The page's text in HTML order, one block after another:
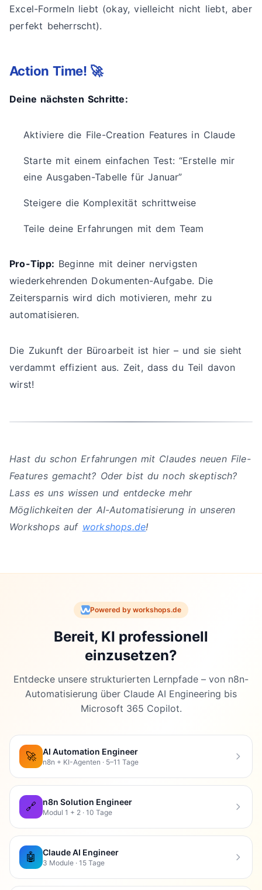
Excel-Formeln liebt (okay, vielleicht nicht liebt, aber
perfekt beherrscht).
Action Time! 🚀
Deine nächsten Schritte:
Aktiviere die File-Creation Features in Claude
Starte mit einem einfachen Test: “Erstelle mir
eine Ausgaben-Tabelle für Januar”
Steigere die Komplexität schrittweise
Teile deine Erfahrungen mit dem Team
Pro-Tipp: Beginne mit deiner nervigsten
wiederkehrenden Dokumenten-Aufgabe. Die
Zeitersparnis wird dich motivieren, mehr zu
automatisieren.
Die Zukunft der Büroarbeit ist hier – und sie sieht
verdammt effizient aus. Zeit, dass du Teil davon
wirst!
Hast du schon Erfahrungen mit Claudes neuen File-
Features gemacht? Oder bist du noch skeptisch?
Lass es uns wissen und entdecke mehr
Möglichkeiten der AI-Automatisierung in unseren
Workshops auf workshops.de!
Powered by workshops.de
Bereit, KI professionell
einzusetzen?
Entdecke unsere strukturierten Lernpfade – von n8n-
Automatisierung über Claude AI Engineering bis
Microsoft 365 Copilot.
🚀 AI Automation Engineer
n8n + KI-Agenten · 5–11 Tage
🔗 n8n Solution Engineer
Modul 1 + 2 · 10 Tage
🤖 Claude AI Engineer
3 Module · 15 Tage